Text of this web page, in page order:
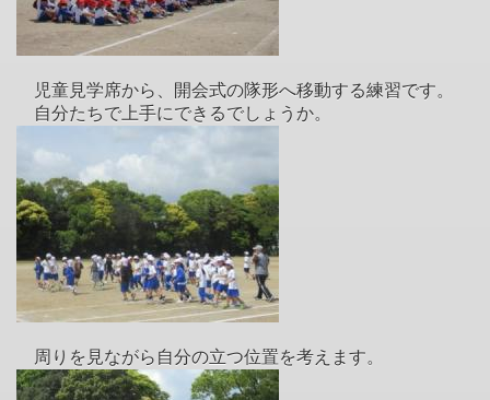
児童見学席から、開会式の隊形へ移動する練習です。
自分たちで上手にできるでしょうか。
周りを見ながら自分の立つ位置を考えます。